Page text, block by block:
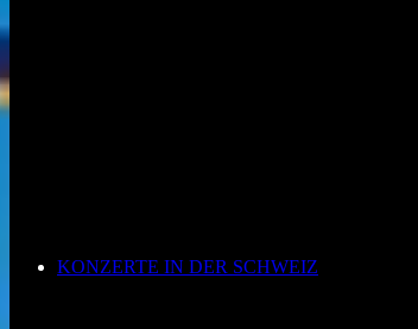
KONZERTE IN DER SCHWEIZ